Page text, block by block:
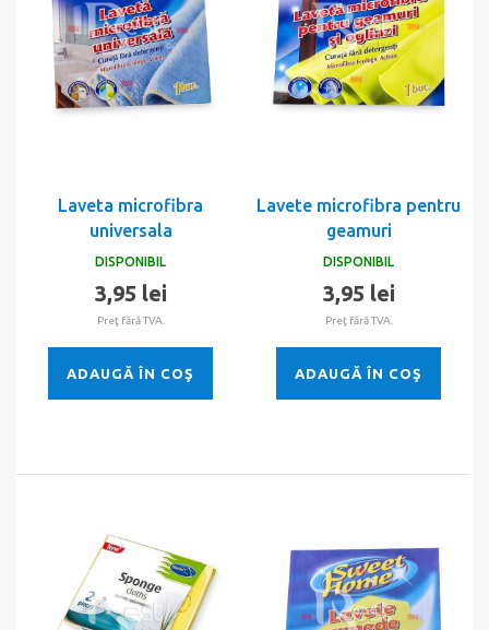
Laveta microfibra
universala
DISPONIBIL
3,95 lei
Preţ fără TVA.
ADAUGĂ ÎN COŞ
Lavete microfibra pentru
geamuri
DISPONIBIL
3,95 lei
Preţ fără TVA.
ADAUGĂ ÎN COŞ